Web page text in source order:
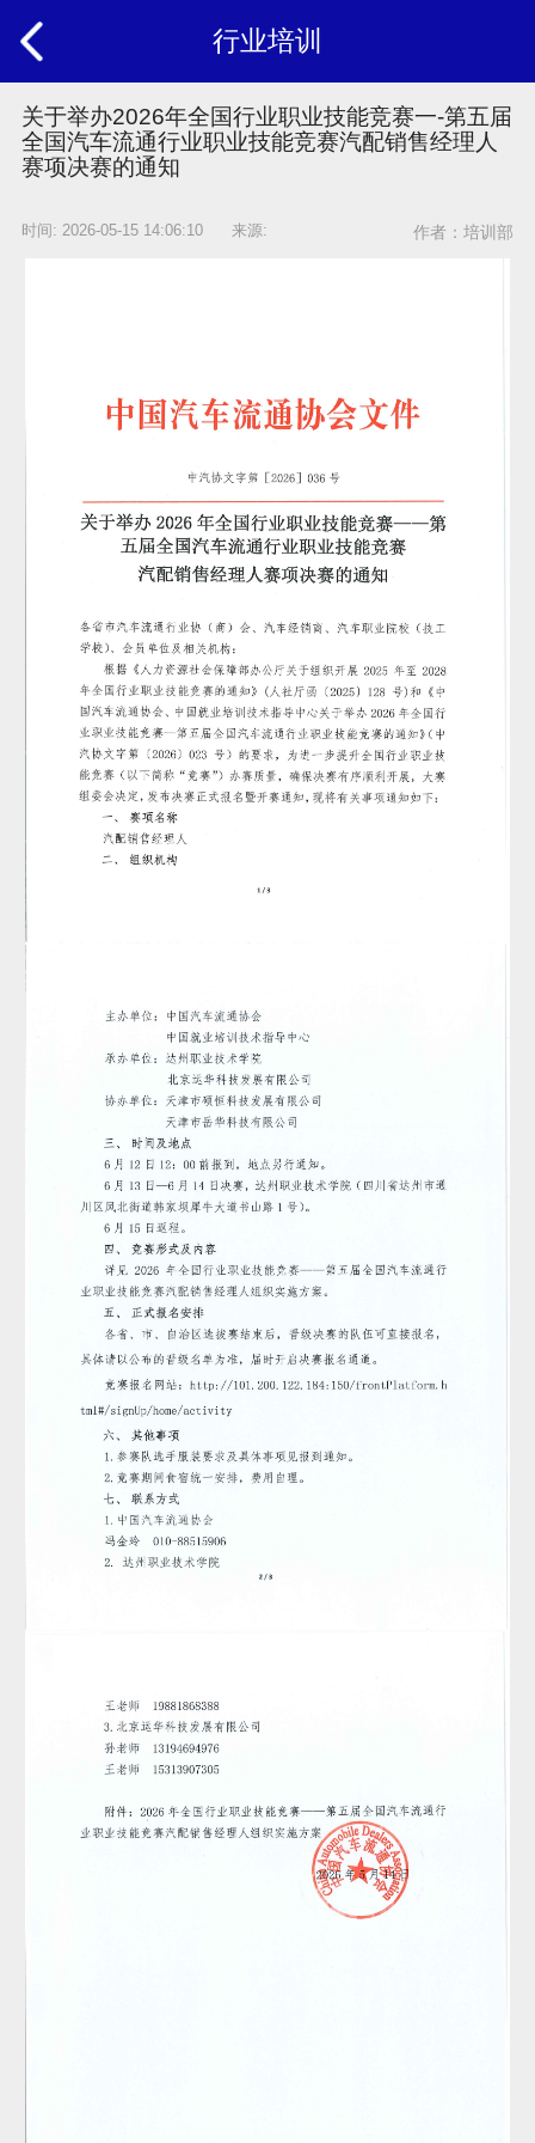
行业培训
关于举办2026年全国行业职业技能竞赛一-第五届
全国汽车流通行业职业技能竞赛汽配销售经理人
赛项决赛的通知
时间: 2026-05-15 14:06:10 来源: 作者：培训部